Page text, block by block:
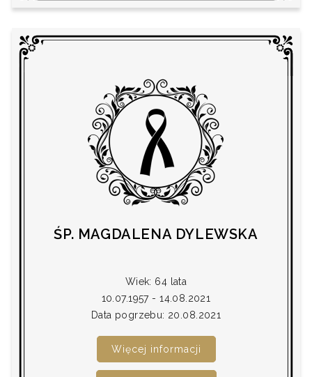
ŚP. MAGDALENA DYLEWSKA
Wiek: 64 lata
10.07.1957 - 14.08.2021
Data pogrzebu: 20.08.2021
Więcej informacji